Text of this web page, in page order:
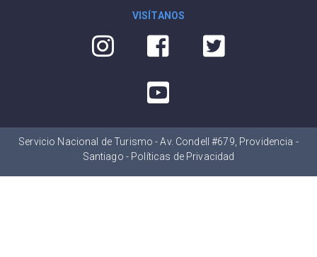
VISÍTANOS
Servicio Nacional de Turismo - Av. Condell #679, Providencia -
Santiago - Políticas de Privacidad